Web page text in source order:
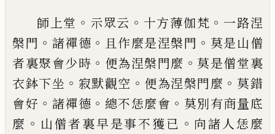
師上堂 。 示眾云 。 十方薄伽梵 。 一路涅
槃門 。 諸禪德 。 且作麼是涅槃門 。 莫是山僧
者裏聚會少時 。 便為涅槃門麼 。 莫是僧堂裏
衣鉢下坐 。 寂默觀空 。 便為涅槃門麼 。 莫錯
會好 。 諸禪德 。 總不恁麼會 。 莫別有商量底
麼 。 山僧者裏早是事不獲已 。 向諸人恁麼